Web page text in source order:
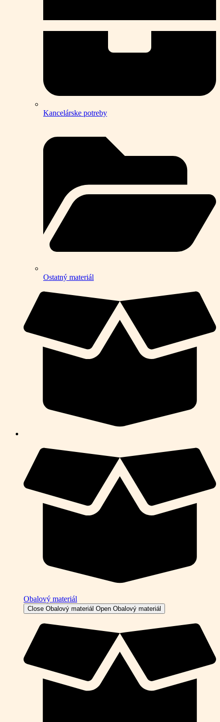
Kancelárske potreby
Ostatný materiál
Obalový materiál
Close Obalový materiál Open Obalový materiál